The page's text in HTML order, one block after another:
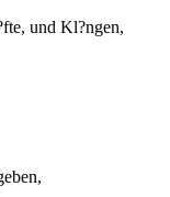
und Kl?ngen,